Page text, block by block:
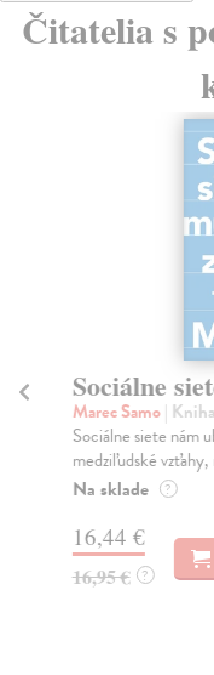
Čitatelia s
Sociálne
Marec Samo| Kniha
Sociálne siete nám
medziľudské
Na sklade ?
16,44 €
16,95 € ?